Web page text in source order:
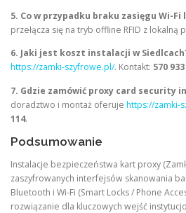
5. Co w przypadku braku zasięgu Wi-
przełącza się na tryb offline RFID z lokalną
6. Jaki jest koszt instalacji w
https://zamki-szyfrowe.pl/. Kontakt: 570
7. Gdzie zamówić proxy card security
doradztwo i montaż oferuje https://zamki-
114.
Podsumowanie
Instalacje bezpieczeństwa kart proxy
zaszyfrowanych interfejsów skanowania
Bluetooth i Wi-Fi (Smart Locks / Phone
rozwiązanie dla kluczowych wejść